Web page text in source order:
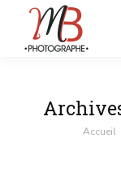
Vous
Accueil